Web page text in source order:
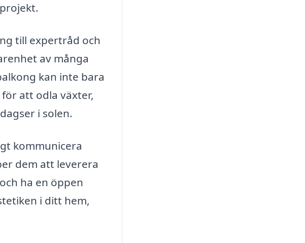
till expertråd och
av många
kan inte bara
att odla växter,
i solen.
kommunicera
dem att leverera
ha en öppen
i ditt hem,